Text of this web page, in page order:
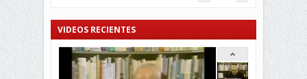
VIDEOS RECIENTES